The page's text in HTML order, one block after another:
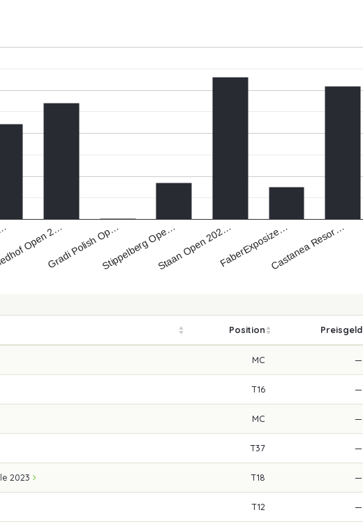
Open 2…Gradi Polish Op…Stippelberg Ope…Staan Open 202…FaberExposize…Castanea Resor…
Position Preisgeld
MC —
T16 —
MC —
T37 —
2023 T18 —
T12 —